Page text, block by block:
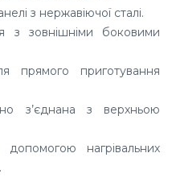
з нержавіючої сталі.
з зовнішніми боковими
прямого приготування
з’єднана з верхньою
допомогою нагрівальних